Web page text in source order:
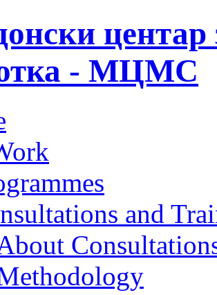
центар
- МЦМС
and